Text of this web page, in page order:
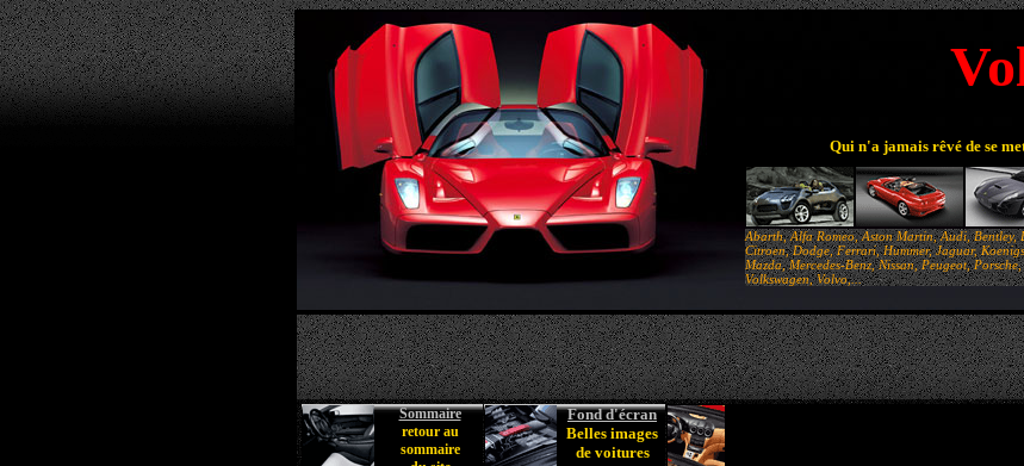
Qui n'a jamais rêvé de se
Abarth, Alfa Romeo, Aston Martin, Audi, Bentley,
Citroen, Dodge, Ferrari, Hummer, Jaguar,
Mazda, Mercedes-Benz, Nissan, Peugeot,
Volkswagen, Volvo,...
Sommaire
retour au
sommaire
Fond d'écran
Belles images
de voitures